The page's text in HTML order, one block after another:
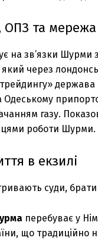
ОПЗ та мережа
на зв’язки
через
Одеському
газу.
роботи Шурми.
в екзилі
суди,
перебуває у
що традиційно